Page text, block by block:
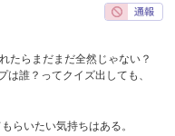
たらまだまだ全然じゃない？
誰？ってクイズ出しても、
らいたい気持ちはある。